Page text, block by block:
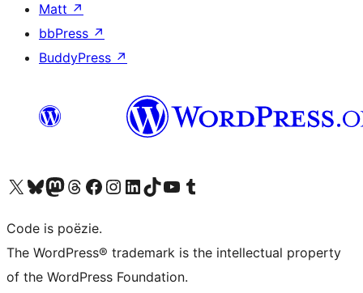
Matt ↗
bbPress ↗
BuddyPress ↗
Bezoek ons X (voorheen Twitter) account
Bezoek ons Bluesky account
Bezoek ons Mastodon account
Bezoek ons Threads account
Onze Facebook pagina bezoeken
Bezoek ons Instagram account
Bezoek ons LinkedIn account
Bezoek ons TikTok account
Bezoek ons YouTube kanaalBezoek ons Tumblr account
Code is poëzie.
The WordPress® trademark is the intellectual property
of the WordPress Foundation.